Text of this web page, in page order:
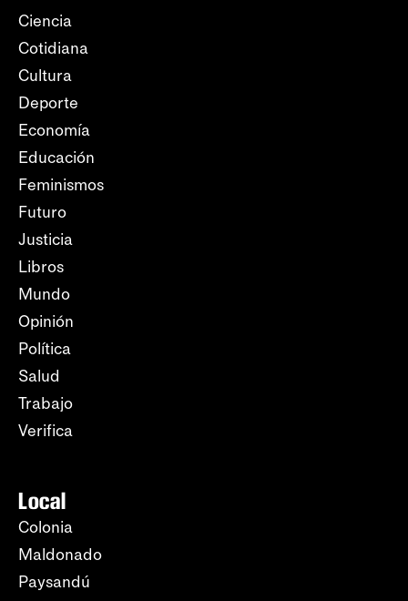
Ciencia
Cotidiana
Cultura
Deporte
Economía
Educación
Feminismos
Futuro
Justicia
Libros
Mundo
Opinión
Política
Salud
Trabajo
Verifica
Local
Colonia
Maldonado
Paysandú